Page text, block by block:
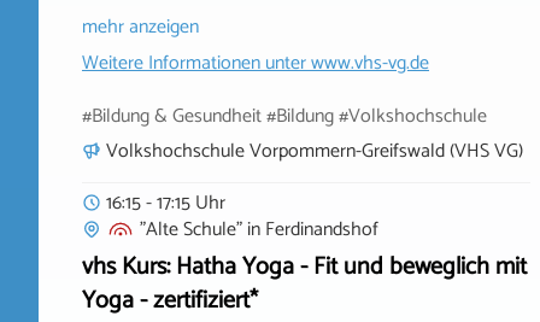
mehr anzeigen
Weitere Informationen unterwww.vhs-vg.de
#Bildung & Gesundheit #Bildung #Volkshochschule
Volkshochschule Vorpommern-Greifswald (VHS VG)
16:15 - 17:15 Uhr
"Alte Schule"inFerdinandshof
vhs Kurs: Hatha Yoga - Fit und beweglich mit
Yoga - zertifiziert*